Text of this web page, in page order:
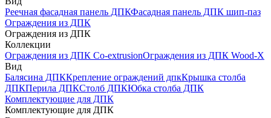
Реечная фасадная панель ДПКФасадная панель ДПК шип-паз
Ограждения из ДПК
Ограждения из ДПК
Коллекции
Ограждения из ДПК Co-extrusionОграждения из ДПК Wood-X
Вид
Балясина ДПККрепление ограждений дпкКрышка столба
ДПКПерила ДПКСтолб ДПКЮбка столба ДПК
Комплектующие для ДПК
Комплектующие для ДПК